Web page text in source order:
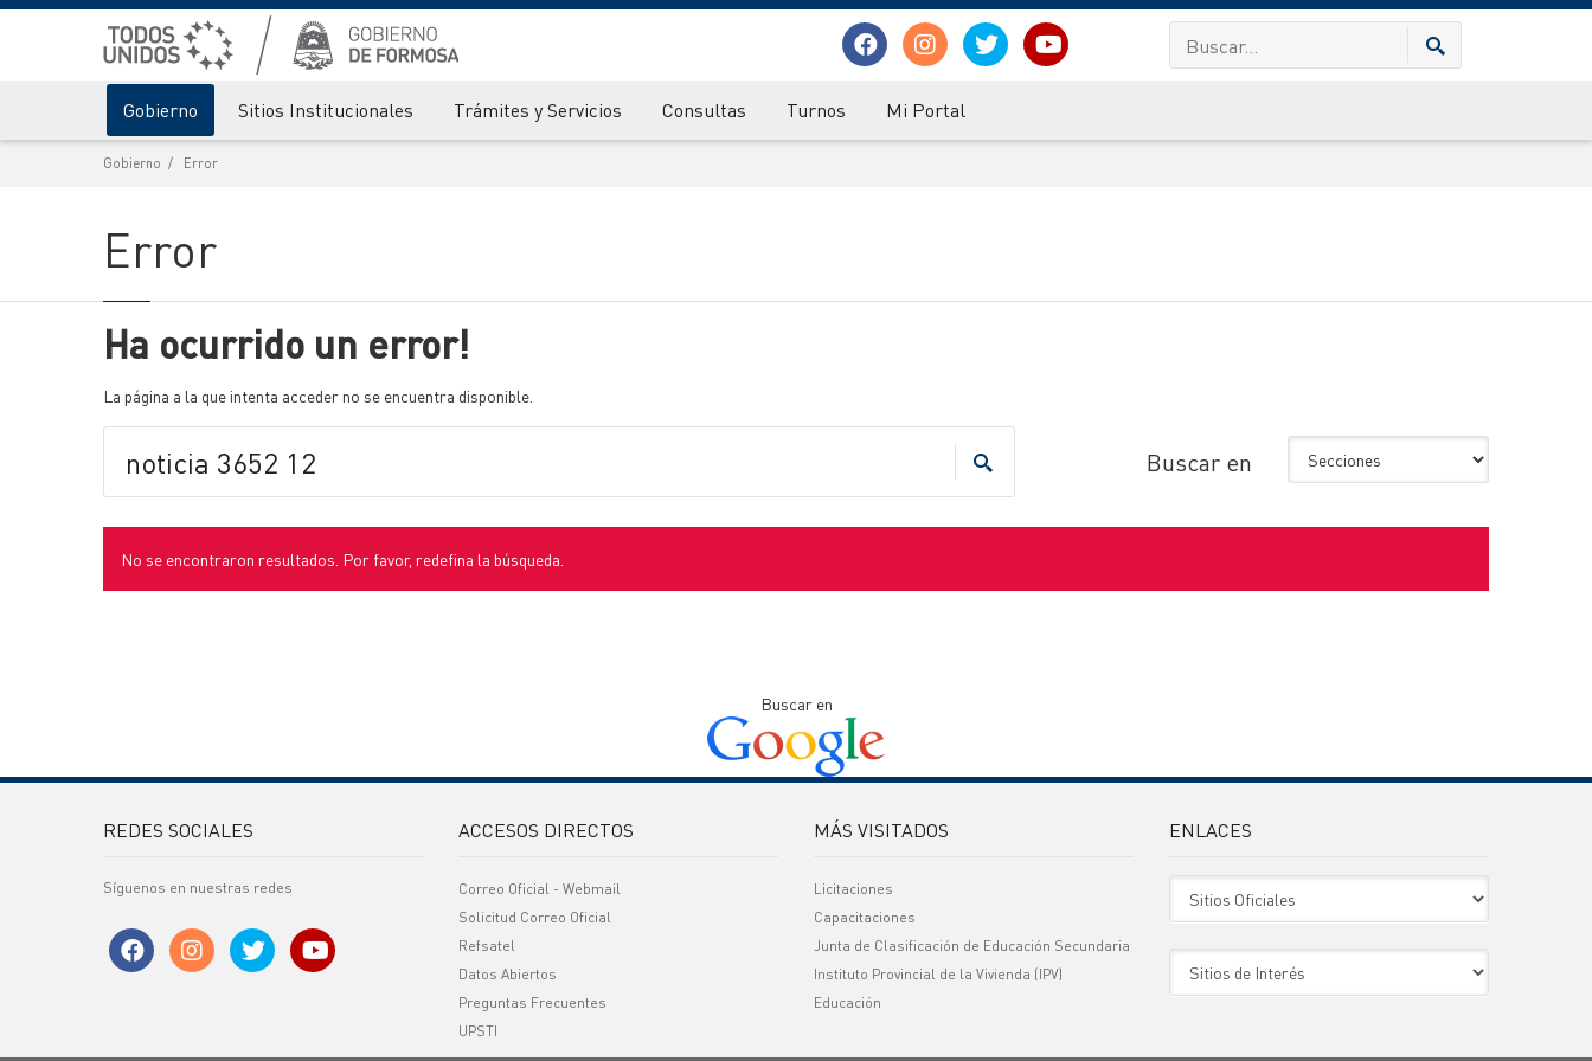
Gobierno Sitios Institucionales Trámites y Servicios Consultas Turnos Mi Portal
Gobierno Error
Error
Ha ocurrido un error!
La página a la que intenta acceder no se encuentra disponible.
Buscar en
No se encontraron resultados. Por favor, redefina la búsqueda.
Buscar en
REDES SOCIALES
Síguenos en nuestras redes
ACCESOS DIRECTOS
Correo Oficial - Webmail
Solicitud Correo Oficial
Refsatel
Datos Abiertos
Preguntas Frecuentes
UPSTI
MÁS VISITADOS
Licitaciones
Capacitaciones
Junta de Clasificación de Educación Secundaria
Instituto Provincial de la Vivienda (IPV)
Educación
ENLACES